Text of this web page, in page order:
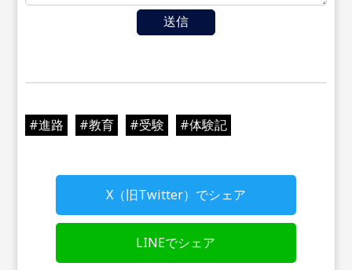
送信
#進路 #教育 #受験 #体験記
X（旧Twitter）でシェア
LINEでシェア